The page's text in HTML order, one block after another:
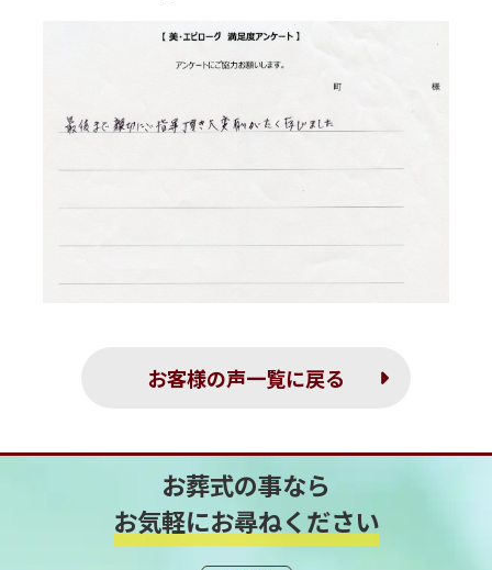
お客様の声一覧に戻る
お葬式の事なら
お気軽にお尋ねください